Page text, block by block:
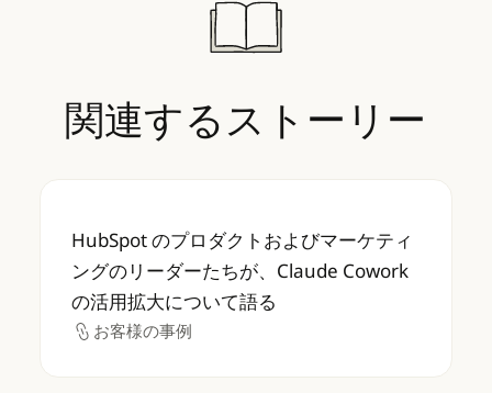
関連するストーリー
HubSpot のプロダクトおよびマーケティ
HubSpot のプロダクトおよびマーケティ
ングのリーダーたちが、Claude Cowork
の活用拡大について語る
お客様の事例
お客様の事例